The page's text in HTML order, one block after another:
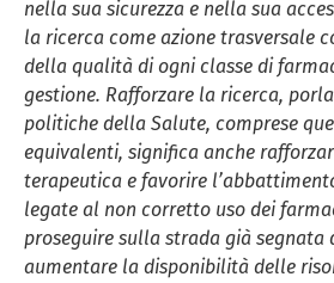
nella sua sicurezza e nella sua
la ricerca come azione trasversale
della qualità di ogni classe di
gestione. Rafforzare la ricerca,
politiche della Salute, comprese
equivalenti, significa anche
terapeutica e favorire
legate al non corretto uso dei
proseguire sulla strada già segnata
aumentare la disponibilità delle